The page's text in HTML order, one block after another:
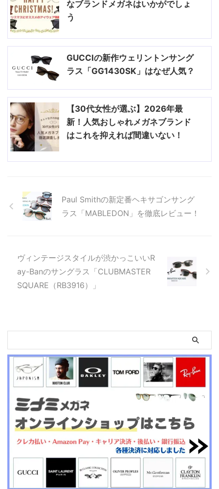
なブランドメガネはいかがでしょ
う
GUCCIの新作ウェリントンサング
ラス「GG1430SK」はなぜ人気？
【30代女性が選ぶ】2026年最
新！人気おしゃれメガネブランド
はこれを抑えれば間違いない！
Paul Smithの新定番ヘキサゴンサング
ラス「MABLEDON」を徹底レビュー！
ヴィンテージスタイルが渋かっこいいR
ay-Banのサングラス「CLUBMASTER
SQUARE（RB3916）」